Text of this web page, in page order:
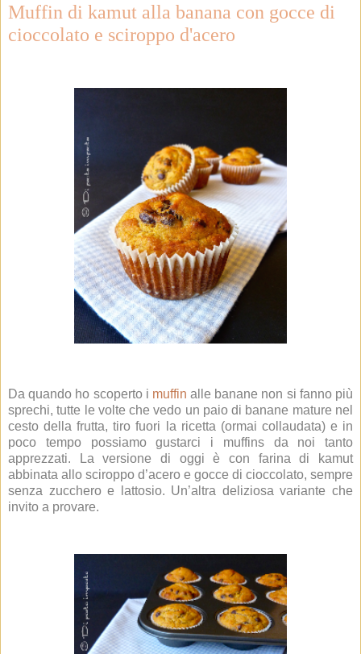
Muffin di kamut alla banana con gocce di
cioccolato e sciroppo d'acero
Da quando ho scoperto i muffin alle banane non si fanno più
sprechi, tutte le volte che vedo un paio di banane mature nel
cesto della frutta, tiro fuori la ricetta (ormai collaudata) e in
poco tempo possiamo gustarci i muffins da noi tanto
apprezzati. La versione di oggi è con farina di kamut
abbinata allo sciroppo d’acero e gocce di cioccolato, sempre
senza zucchero e lattosio. Un’altra deliziosa variante che
invito a provare.